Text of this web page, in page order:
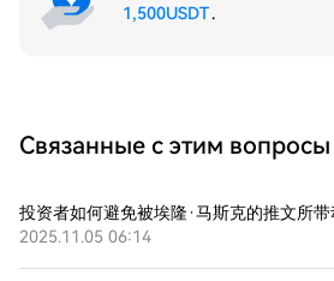
1,500USDT.
Связанные с этим вопросы
投资者如何避免被埃隆·马斯克的推文所带
2025.11.05 06:14